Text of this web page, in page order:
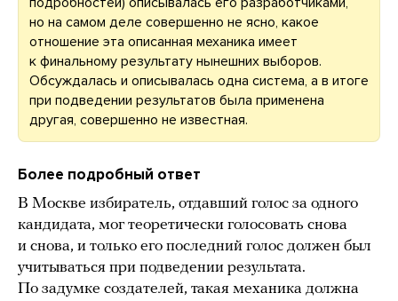
но на самом деле совершенно не ясно, какое
отношение эта описанная механика имеет
к финальному результату нынешних выборов.
Обсуждалась и описывалась одна система, а в итоге
при подведении результатов была применена
другая, совершенно не известная.
Более подробный ответ
В Москве избиратель, отдавший голос за одного
кандидата, мог теоретически голосовать снова
и снова, и только его последний голос должен был
учитываться при подведении результата.
По задумке создателей, такая механика должна